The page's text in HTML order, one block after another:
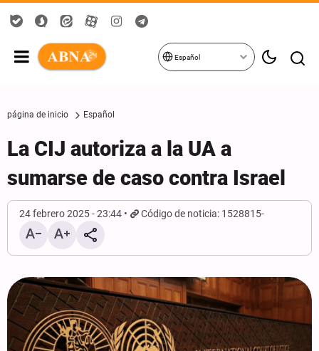
Español
página de inicio Español
La CIJ autoriza a la UA a
sumarse de caso contra Israel
24 febrero 2025 - 23:44 Código de noticia: 1528815-